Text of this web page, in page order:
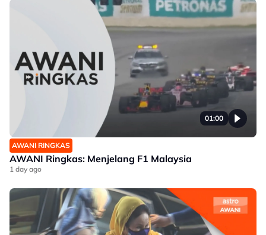
01:00
AWANI RINGKAS
AWANI Ringkas: Menjelang F1 Malaysia
1 day ago